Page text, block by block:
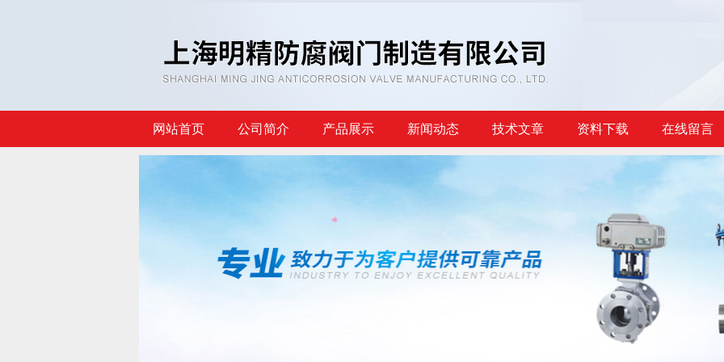
网站首页 公司简介 产品展示 新闻动态 技术文章 资料下载 在线留言